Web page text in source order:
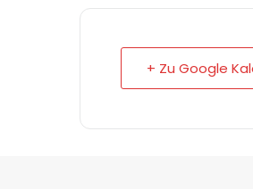
+ Zu Google